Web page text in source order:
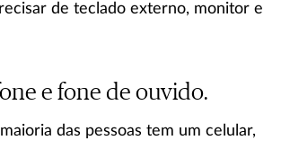
de teclado externo, monitor e
e fone de ouvido.
das pessoas tem um celular,